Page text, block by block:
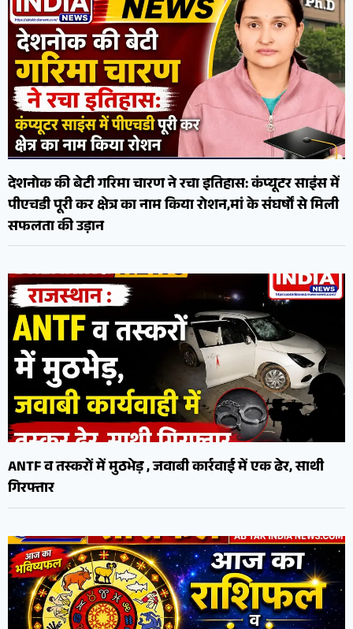
देशनोक की बेटी गरिमा चारण ने रचा इतिहास: कंप्यूटर साइंस में
पीएचडी पूरी कर क्षेत्र का नाम किया रोशन,मां के संघर्षों से मिली
सफलता की उड़ान
ANTF व तस्करों में मुठभेड़ , जवाबी कार्रवाई में एक ढेर, साथी
गिरफ्तार